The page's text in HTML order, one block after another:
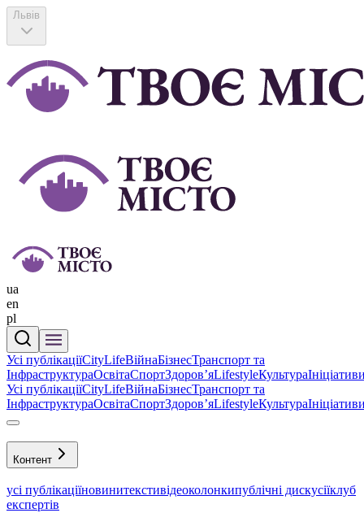
Львів
ua
en
pl
Усі публікаціїCityLifeВійнаБізнесТранспорт та
ІнфраструктураОсвітаСпортЗдоровʼяLifestyleКультура
Усі публікаціїCityLifeВійнаБізнесТранспорт та
ІнфраструктураОсвітаСпортЗдоровʼяLifestyleКультура
Контент
усі публікаціїновинитекстивідеоколонкипублічні дискусіїклуб
експертів